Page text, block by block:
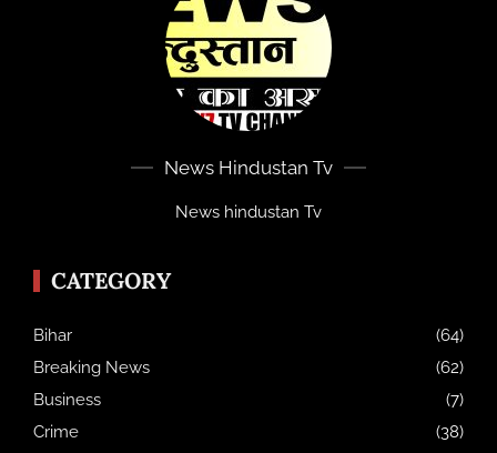
News Hindustan Tv
News hindustan Tv
CATEGORY
Bihar
(64)
Breaking News
(62)
Business
(7)
Crime
(38)